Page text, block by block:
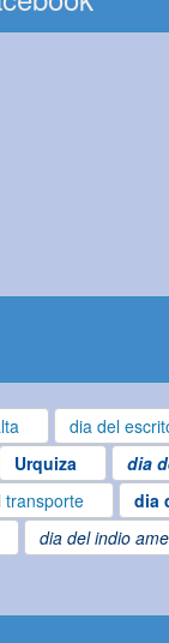
dia del
Urquiza
dia
transporte dia
dia del indio